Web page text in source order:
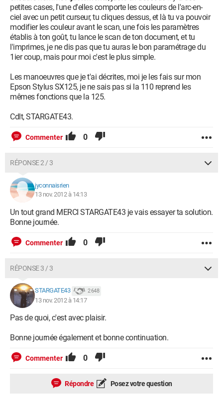
petites cases, l'une d'elles comporte les couleurs de l'arc-en-
ciel avec un petit curseur, tu cliques dessus, et là tu va pouvoir
modifier les couleur avant le scan, une fois les paramètres
établis à ton goût, tu lance le scan de ton document, et tu
l'imprimes, je ne dis pas que tu auras le bon paramétrage du
1ier coup, mais pour moi c'est le plus simple.
Les manoeuvres que je t'ai décrites, moi je les fais sur mon
Epson Stylus SX125, je ne sais pas si la 110 reprend les
mêmes fonctions que la 125.
Cdlt, STARGATE43.
Commenter 0
RÉPONSE 2 / 3
jyconnaisrien
13 nov. 2012 à 14:13
Un tout grand MERCI STARGATE43 je vais essayer ta solution.
Bonne journée.
Commenter 0
RÉPONSE 3 / 3
STARGATE43 2 648
13 nov. 2012 à 14:17
Pas de quoi, c'est avec plaisir.
Bonne journée également et bonne continuation.
Commenter 0
Répondre Posez votre question